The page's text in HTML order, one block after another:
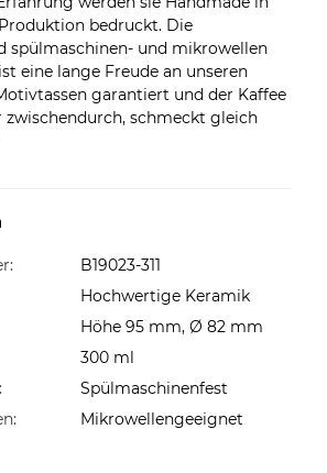
bedruckt. Die
spülmaschinen- und mikrowellen
eine lange Freude an unseren
garantiert und der Kaffee
zwischendurch, schmeckt gleich
B19023-311
Hochwertige Keramik
Höhe 95 mm, Ø 82 mm
300 ml
Spülmaschinenfest
Mikrowellengeeignet